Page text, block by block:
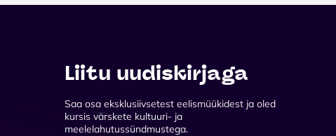
Liitu uudiskirjaga
Saa osa eksklusiivsetest eelismüükidest ja oled
kursis värskete kultuuri- ja
meelelahutussündmustega.